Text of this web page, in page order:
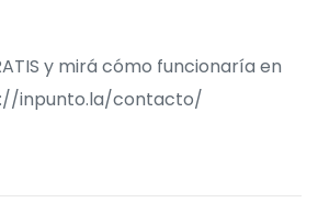
y mirá cómo funcionaría en
inpunto.la/contacto/